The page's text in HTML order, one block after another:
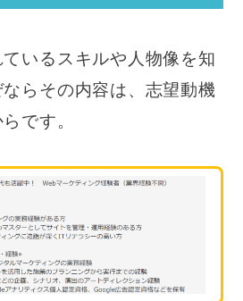
いるスキルや人物像を知
らその内容は、志望動機
です。